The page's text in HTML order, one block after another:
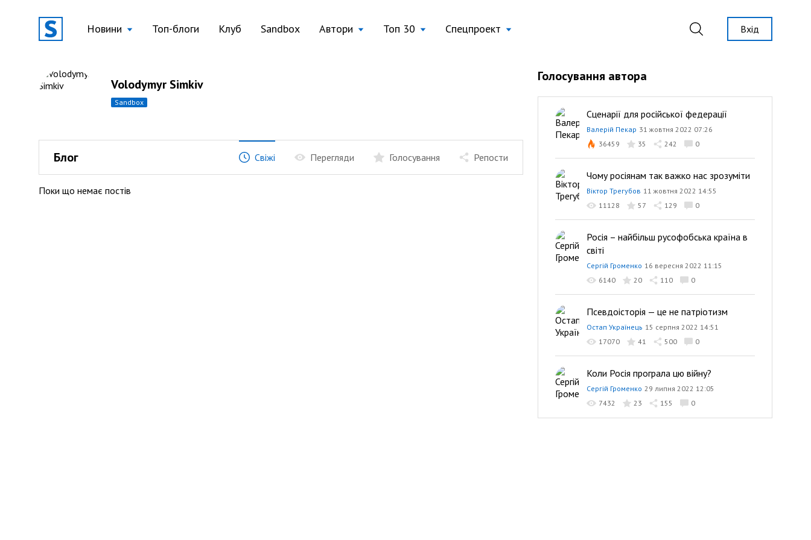
Новини Топ-блоги Клуб Sandbox Автори Топ 30 Спецпроект Вхід
Volodymyr Simkiv
sandbox
Блог Свіжі Перегляди Голосування Репости
Поки що немає постів
Голосування автора
Сценарії для російської федерації
Валерій Пекар 31 жовтня 2022 07:26
36459
35 242 0
Чому росіянам так важко нас зрозуміти
Віктор Трегубов 11 жовтня 2022 14:55
11128
57 129 0
Росія – найбільш русофобська країна в
світі
Сергій Громенко 16 вересня 2022 11:15
6140
20 110 0
Псевдоісторія — це не патріотизм
Остап Українець 15 серпня 2022 14:51
17070
41 500 0
Коли Росія програла цю війну?
Сергій Громенко 29 липня 2022 12:05
7432
23 155 0